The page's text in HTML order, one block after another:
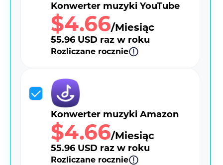
Konwerter muzyki YouTube
$4.66/Miesiąc
55.96 USD raz w roku
Rozliczane rocznie
Konwerter muzyki Amazon
$4.66/Miesiąc
55.96 USD raz w roku
Rozliczane rocznie